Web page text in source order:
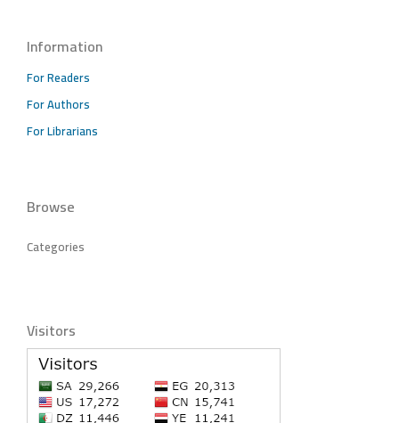
Information
For Readers
For Authors
For Librarians
Browse
Categories
Visitors